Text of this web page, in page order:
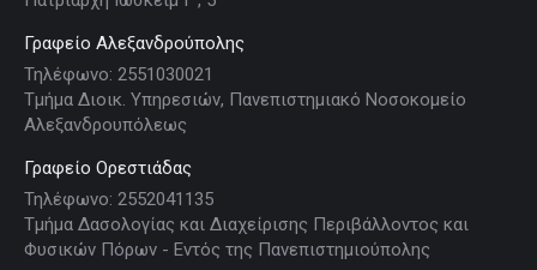
Γραφείο Αλεξανδρούπολης
Τηλέφωνο: 2551030021
Τμήμα Διοικ. Υπηρεσιών, Πανεπιστημιακό Νοσοκομείο
Αλεξανδρουπόλεως
Γραφείο Ορεστιάδας
Τηλέφωνο: 2552041135
Τμήμα Δασολογίας και Διαχείρισης Περιβάλλοντος και
Φυσικών Πόρων - Εντός της Πανεπιστημιούπολης